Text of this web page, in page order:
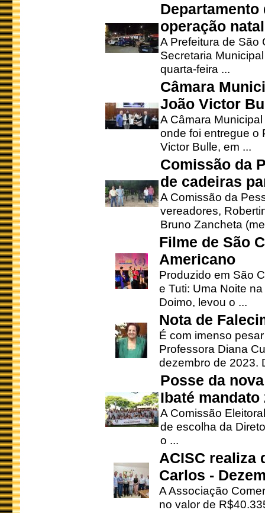
operação
A Prefeitura de São
Secretaria
quarta-feira ...
Câmara
João Victor
A Câmara
onde foi entregue o
Victor Bulle, em ...
Comissão da
de cadeiras
A Comissão da
vereadores,
Bruno Zancheta
Filme de São
Americano
Produzido em São
e Tuti: Uma Noite
Doimo, levou o ...
Nota de
É com imenso
Professora Diana
dezembro de 2023.
Posse da
Ibaté mandato
A Comissão
de escolha da
o ...
ACISC realiza
Carlos -
A Associação
no valor de